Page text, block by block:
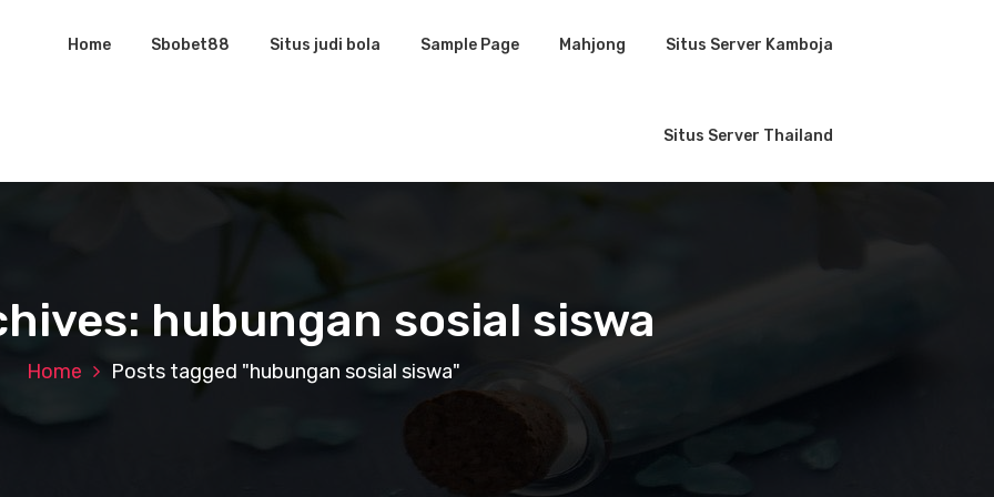
Home Sbobet88 Situs judi bola Sample Page Mahjong Situs Server Kamboja
Situs Server Thailand
hubungan sosial siswa
Home Posts tagged "hubungan sosial siswa"